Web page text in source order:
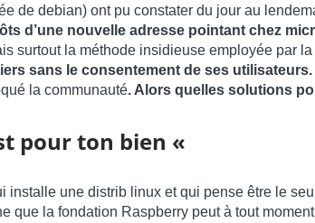
de debian) ont pu constater du jour au
d’une nouvelle adresse pointant chez
surtout la méthode insidieuse employée par
sans le consentement de ses utilisateurs.
la communauté. Alors quelles solutions
pour ton bien «
installe une distrib linux et qui pense être le
que la fondation Raspberry peut à tout